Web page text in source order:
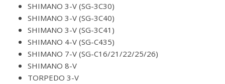
SHIMANO 3-V (SG-3C30)
SHIMANO 3-V (SG-3C40)
SHIMANO 3-V (SG-3C41)
SHIMANO 4-V (SG-C435)
SHIMANO 7-V (SG-C16/21/22/25/26)
SHIMANO 8-V
TORPEDO 3-V